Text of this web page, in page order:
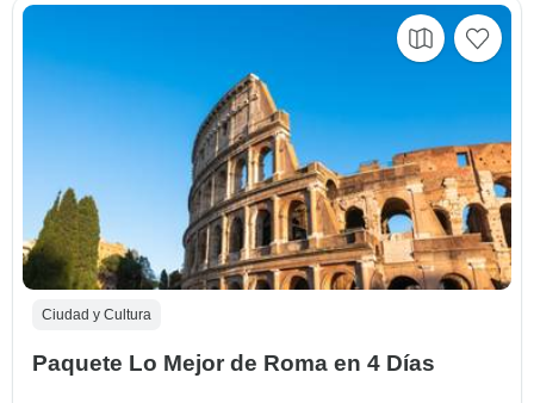
Ciudad y Cultura
Paquete Lo Mejor de Roma en 4 Días